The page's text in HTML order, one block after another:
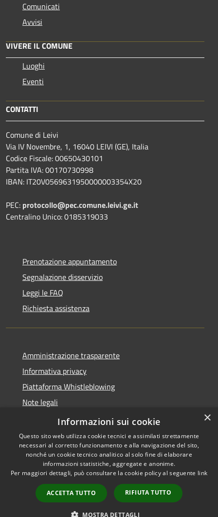
Comunicati
Avvisi
VIVERE IL COMUNE
Luoghi
Eventi
CONTATTI
Comune di Leivi
Via IV Novembre, 1, 16040 LEIVI (GE), Italia
Codice Fiscale: 00650430101
Partita IVA: 00170730998
IBAN: IT20V0569631950000003354X20
PEC: protocollo@pec.comune.leivi.ge.it
Centralino Unico: 0185319033
Prenotazione appuntamento
Segnalazione disservizio
Leggi le FAQ
Richiesta assistenza
Amministrazione trasparente
Informativa privacy
Piattaforma Whistleblowing
Note legali
Dichiarazione di accessibilità
Accessibilità
Copyright © 2026 • Comune di
Leivi • Powered by
Municipium•
Accesso
redazione
×
Informazioni sui cookie
Questo sito web utilizza cookie tecnici e assimilati strettamente
necessari al corretto funzionamento e alla navigazione del sito,
nonché un cookie tecnico analitico al solo fine di elaborare
informazioni statistiche, aggregate e anonime.
Per maggiori dettagli, può consultare la cookie policy al seguente link
ACCETTA TUTTO RIFIUTA TUTTO
MOSTRA DETTAGLI